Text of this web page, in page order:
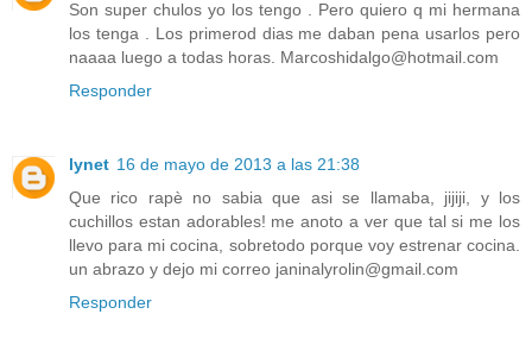
Son super chulos yo los tengo . Pero quiero q mi hermana
los tenga . Los primerod dias me daban pena usarlos pero
naaaa luego a todas horas. Marcoshidalgo@hotmail.com
Responder
lynet 16 de mayo de 2013 a las 21:38
Que rico rapè no sabia que asi se llamaba, jijiji, y los
cuchillos estan adorables! me anoto a ver que tal si me los
llevo para mi cocina, sobretodo porque voy estrenar cocina.
un abrazo y dejo mi correo janinalyrolin@gmail.com
Responder